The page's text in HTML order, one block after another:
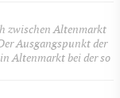
zwischen Altenmarkt
Ausgangspunkt der
Altenmarkt bei der so